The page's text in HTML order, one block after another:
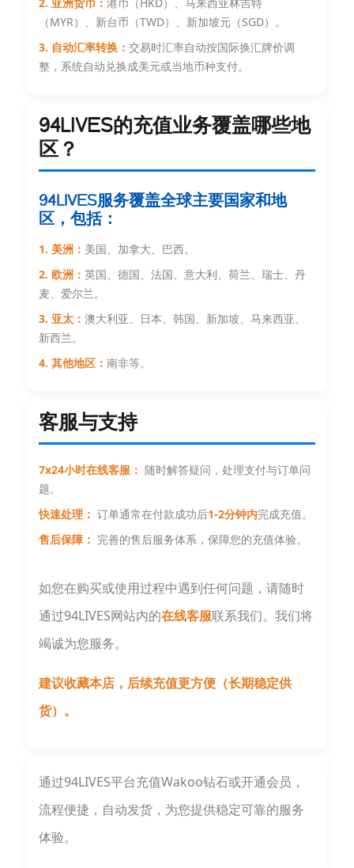
（MYR）、新台币（TWD）、新加坡元（SGD）。
3. 自动汇率转换：交易时汇率自动按国际换汇牌价调
整，系统自动兑换成美元或当地币种支付。
94LIVES的充值业务覆盖哪些地
区？
94LIVES服务覆盖全球主要国家和地
区，包括：
1. 美洲： 美国、加拿大、巴西。
2. 欧洲：英国、德国、法国、意大利、荷兰、瑞士、丹
麦、爱尔兰。
3. 亚太：澳大利亚、日本、韩国、新加坡、马来西亚、
新西兰。
4. 其他地区：南非等。
客服与支持
7x24小时在线客服： 随时解答疑问，处理支付与订单问
题。
快速处理： 订单通常在付款成功后1-2分钟内完成充值。
售后保障： 完善的售后服务体系，保障您的充值体验。
如您在购买或使用过程中遇到任何问题，请随时
通过94LIVES网站内的在线客服联系我们。我们将
竭诚为您服务。
建议收藏本店，后续充值更方便（长期稳定供
货）。
通过94LIVES平台充值Wakoo钻石或开通会员，
流程便捷，自动发货，为您提供稳定可靠的服务
体验。